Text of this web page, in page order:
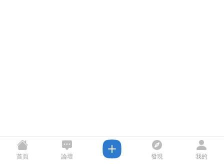
首頁 論壇 發現 我的